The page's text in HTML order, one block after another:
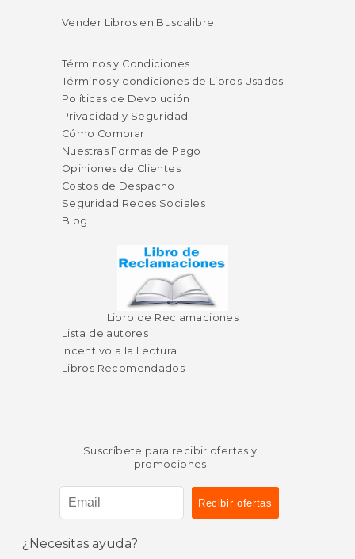
Vender Libros en Buscalibre
Términos y Condiciones
Términos y condiciones de Libros Usados
Políticas de Devolución
Privacidad y Seguridad
Cómo Comprar
Nuestras Formas de Pago
Opiniones de Clientes
Costos de Despacho
Seguridad Redes Sociales
Blog
Libro de Reclamaciones
Lista de autores
Incentivo a la Lectura
Libros Recomendados
Suscríbete para recibir ofertas y
promociones
¿Necesitas ayuda?